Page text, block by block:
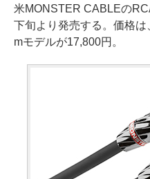
米MONSTER CABLEの
下旬より発売する。価格
mモデルが17,800円。